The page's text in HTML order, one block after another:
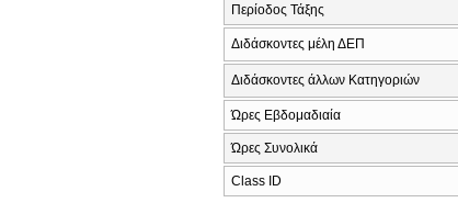
Περίοδος Τάξης
Διδάσκοντες μέλη ΔΕΠ
Διδάσκοντες άλλων Κατηγοριών
Ώρες Εβδομαδιαία
Ώρες Συνολικά
Class ID